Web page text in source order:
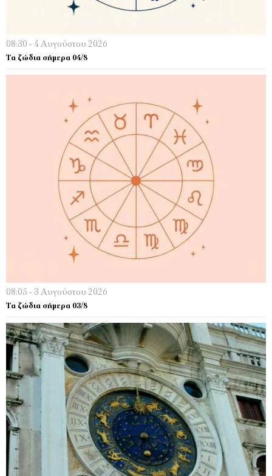
08:30 - 4 Αυγούστου 2026
Τα ζώδια σήμερα 04/8
08:05 - 3 Αυγούστου 2026
Τα ζώδια σήμερα 03/8